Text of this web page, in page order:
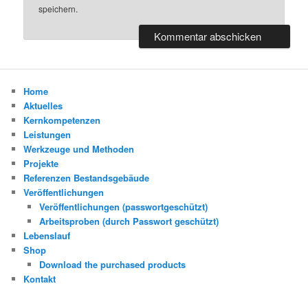
speichern.
Home
Aktuelles
Kernkompetenzen
Leistungen
Werkzeuge und Methoden
Projekte
Referenzen Bestandsgebäude
Veröffentlichungen
Veröffentlichungen (passwortgeschützt)
Arbeitsproben (durch Passwort geschützt)
Lebenslauf
Shop
Download the purchased products
Kontakt